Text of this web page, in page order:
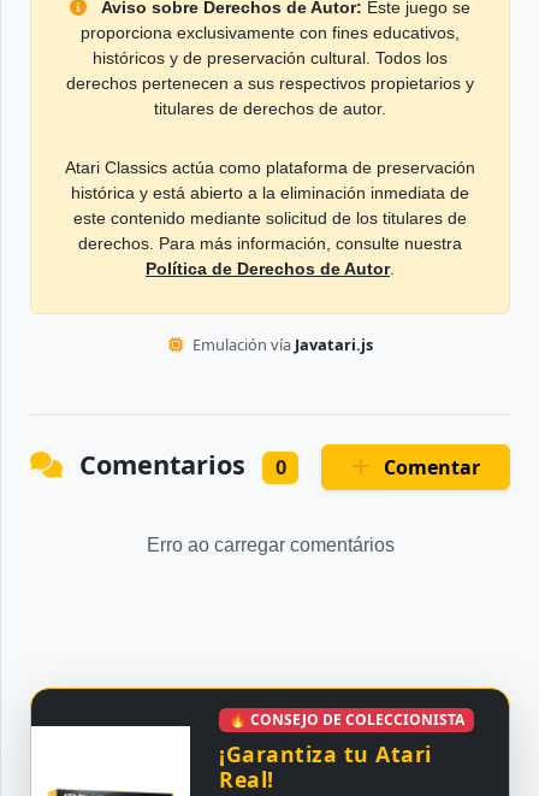
Aviso sobre Derechos de Autor: Este juego se
proporciona exclusivamente con fines educativos,
históricos y de preservación cultural. Todos los
derechos pertenecen a sus respectivos propietarios y
titulares de derechos de autor.
Atari Classics actúa como plataforma de preservación
histórica y está abierto a la eliminación inmediata de
este contenido mediante solicitud de los titulares de
derechos. Para más información, consulte nuestra
Política de Derechos de Autor.
Emulación vía Javatari.js
Comentarios 0 Comentar
Erro ao carregar comentários
🔥 CONSEJO DE COLECCIONISTA
¡Garantiza tu Atari
Real!